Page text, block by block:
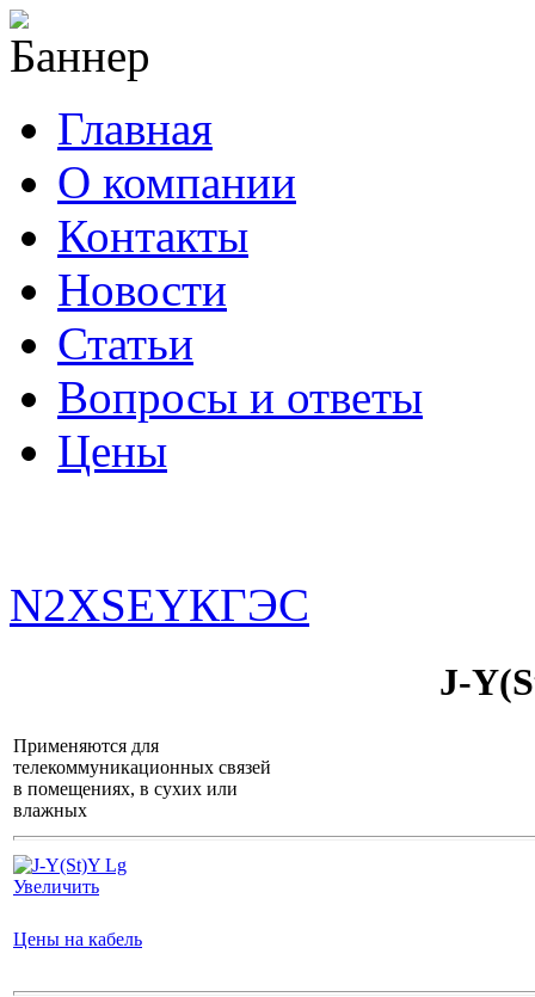
Главная
О компании
Контакты
Новости
Статьи
Вопросы и ответы
Цены
N2XSEYКГЭС
J-
Применяются для
телекоммуникационных связей
в помещениях, в сухих или
влажных
Увеличить
Цены на кабель